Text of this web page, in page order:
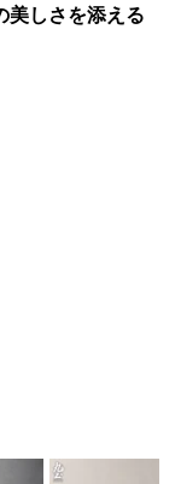
美しさを添える